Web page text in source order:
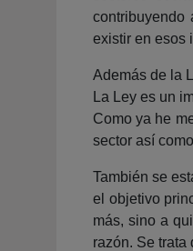
contribuyendo
existir en esos
Además de la
La Ley es un
Como ya he
sector así
También se
el objetivo
más, sino a
razón. Se